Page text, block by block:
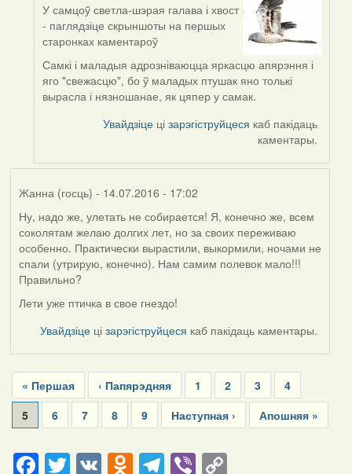
In
reply
to
by
Junk
(госць)
У самцоў светла-шэрая галава і хвост
- паглядзіце скрыншоты на першых
старонках каментароў
Самкі і маладыя адрозніваюцца яркасцю апярэння і
яго "свежасцю", бо ў маладых птушак яно толькі
вырасла і нязношанае, як цяпер у самак.
Увайдзіце цізарэгіструйцеся каб пакідаць
каментары.
Жанна (госць) - 14.07.2016 - 17:02
Ну, надо же, улетать не собирается! Я, конечно же, всем
соколятам желаю долгих лет, но за своих переживаю
особенно. Практически вырастили, выкормили, ночами не
спали (утрирую, конечно). Нам самим полевок мало!!!
Правильно?
Лети уже птичка в свое гнездо!
Увайдзіце цізарэгіструйцеся каб пакідаць каментары.
Pagination
First
page
« Першая
Previous
page
‹ Папярэдняя Page
1 Page
2 Page
3 Page
4
Current
page
5 Page
6 Page
7 Page
8 Page
9
Next
page
Наступная ›
Last
page
Апошняя »
Facebook
Twitter
VKOdnoklassniki
Telegram
ViberCopy